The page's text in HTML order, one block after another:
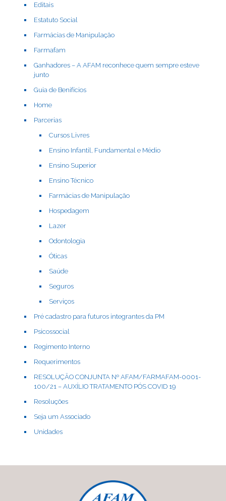
Editais
Estatuto Social
Farmácias de Manipulação
Farmafam
Ganhadores – A AFAM reconhece quem sempre esteve
junto
Guia de Benifícios
Home
Parcerias
Cursos Livres
Ensino Infantil, Fundamental e Médio
Ensino Superior
Ensino Técnico
Farmácias de Manipulação
Hospedagem
Lazer
Odontologia
Óticas
Saúde
Seguros
Serviços
Pré cadastro para futuros integrantes da PM
Psicossocial
Regimento Interno
Requerimentos
RESOLUÇÃO CONJUNTA Nº AFAM/FARMAFAM-0001-
100/21 – AUXÍLIO TRATAMENTO PÓS COVID 19
Resoluções
Seja um Associado
Unidades